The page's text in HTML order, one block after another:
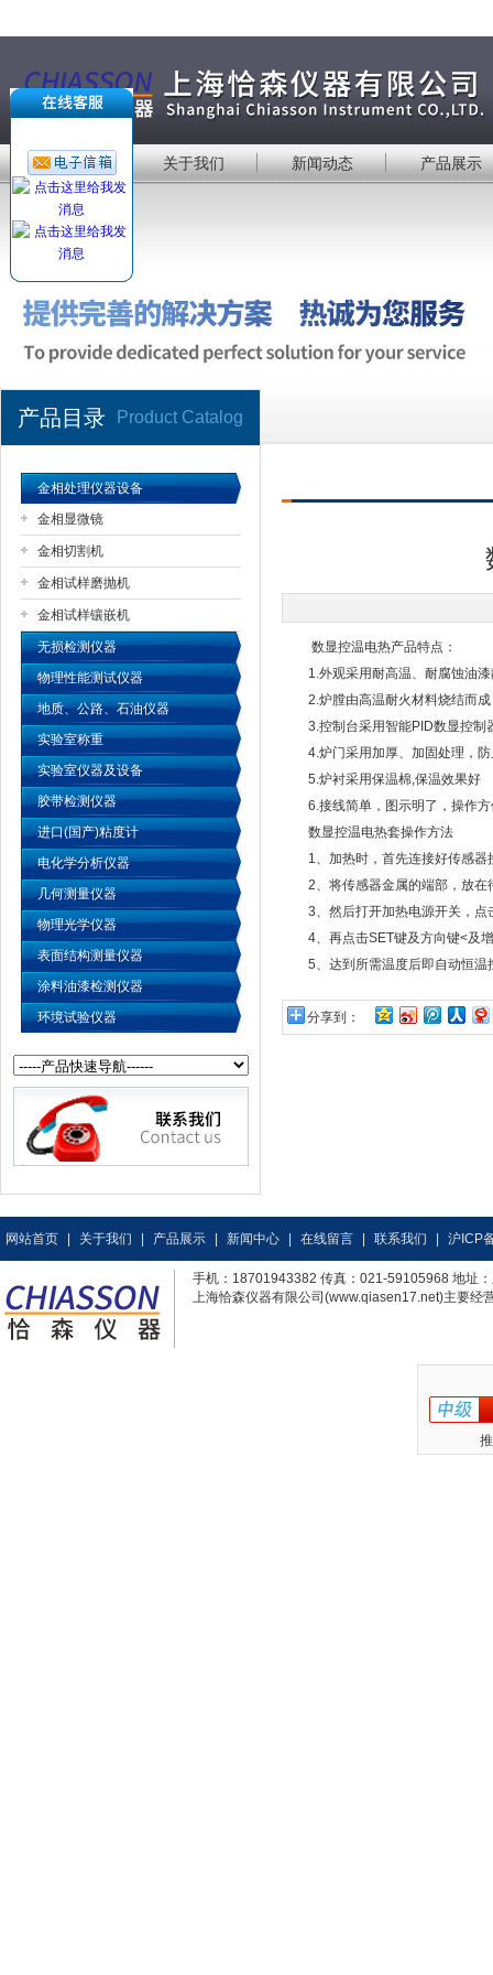
公司名称
首 页 关于我们 新闻动态 产品展示
产品目录 Product Catalog
金相处理仪器设备
金相显微镜
金相切割机
金相试样磨抛机
金相试样镶嵌机
无损检测仪器
物理性能测试仪器
地质、公路、石油仪器
实验室称重
实验室仪器及设备
胶带检测仪器
进口(国产)粘度计
电化学分析仪器
几何测量仪器
物理光学仪器
表面结构测量仪器
涂料油漆检测仪器
环境试验仪器
数显控温电热产品特点：
1.外观采用耐高温、耐腐蚀油漆
2.炉膛由高温耐火材料烧结而成
3.控制台采用智能PID数显控制
4.炉门采用加厚、加固处理，防
5.炉衬采用保温棉,保温效果好
6.接线简单，图示明了，操作方
数显控温电热套操作方法
1、加热时，首先连接好传感器
2、将传感器金属的端部，放在
3、然后打开加热电源开关，点
4、再点击SET键及方向键<及
5、达到所需温度后即自动恒温
分享到：
网站首页 关于我们 产品展示 新闻中心 在线留言 联系我们 沪ICP
手机：18701943382 传真：021-59105968 地址
上海恰森仪器有限公司(www.qiasen17.net)主要经